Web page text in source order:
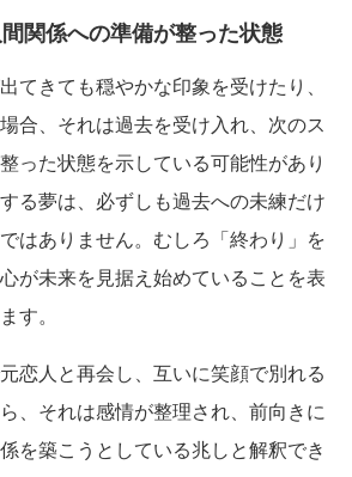
関係への準備が整った状態
てきても穏やかな印象を受けたり、
合、それは過去を受け入れ、次のス
った状態を示している可能性があり
る夢は、必ずしも過去への未練だけ
はありません。むしろ「終わり」を
が未来を見据え始めていることを表
す。
恋人と再会し、互いに笑顔で別れる
、それは感情が整理され、前向きに
を築こうとしている兆しと解釈でき